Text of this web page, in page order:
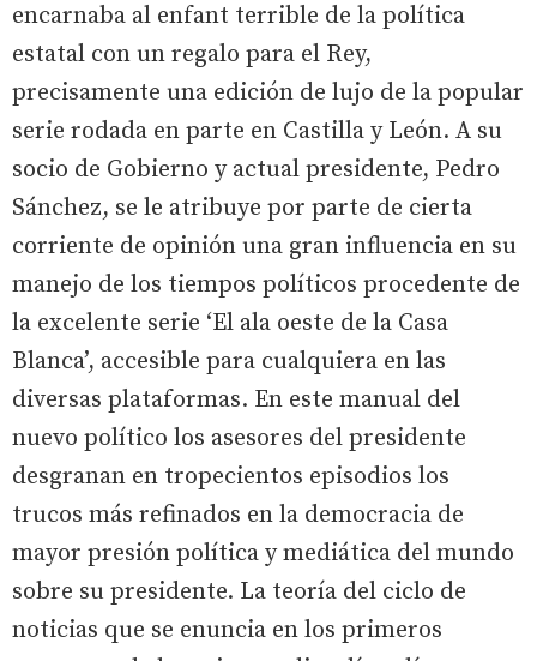
encarnaba al enfant terrible de la política
estatal con un regalo para el Rey,
precisamente una edición de lujo de la popular
serie rodada en parte en Castilla y León. A su
socio de Gobierno y actual presidente, Pedro
Sánchez, se le atribuye por parte de cierta
corriente de opinión una gran influencia en su
manejo de los tiempos políticos procedente de
la excelente serie ‘El ala oeste de la Casa
Blanca’, accesible para cualquiera en las
diversas plataformas. En este manual del
nuevo político los asesores del presidente
desgranan en tropecientos episodios los
trucos más refinados en la democracia de
mayor presión política y mediática del mundo
sobre su presidente. La teoría del ciclo de
noticias que se enuncia en los primeros